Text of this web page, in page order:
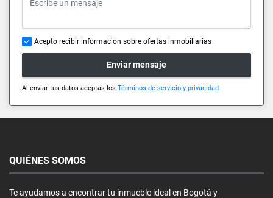
Acepto recibir información sobre ofertas inmobiliarias
Enviar mensaje
Al enviar tus datos aceptas los Términos de servicio y privacidad
QUIÉNES SOMOS
Te ayudamos a encontrar tu inmueble ideal en Bogotá y